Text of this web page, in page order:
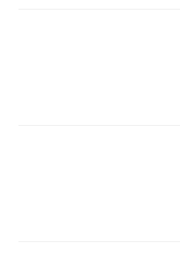
2023
宜都
宜都市
宜都市